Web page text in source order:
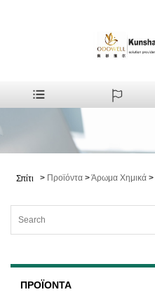
Σπίτι > Προϊόντα >Άρωμα Χημικά >
ΠΡΟΪΌΝΤΑ